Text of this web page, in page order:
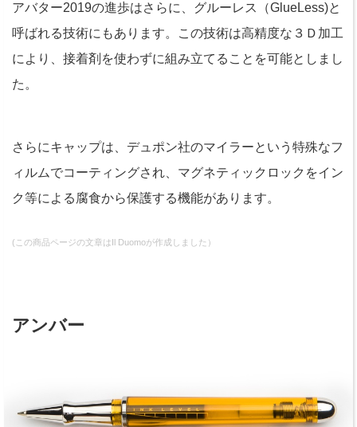
アバター2019の進歩はさらに、グルーレス（GlueLess)と
呼ばれる技術にもあります。この技術は高精度な３Ｄ加工
により、接着剤を使わずに組み立てることを可能としまし
た。
さらにキャップは、デュポン社のマイラーという特殊なフ
ィルムでコーティングされ、マグネティックロックをイン
ク等による腐食から保護する機能があります。
(この商品ページの文章はIl Duomoが作成しました）
アンバー